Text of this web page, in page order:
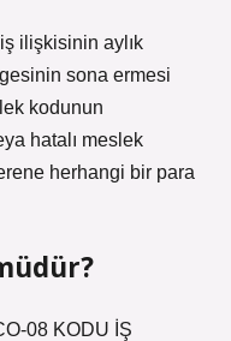
ilişkisinin aylık
sona ermesi
kodunun
hatalı meslek
herhangi bir para
08 KODU İŞ